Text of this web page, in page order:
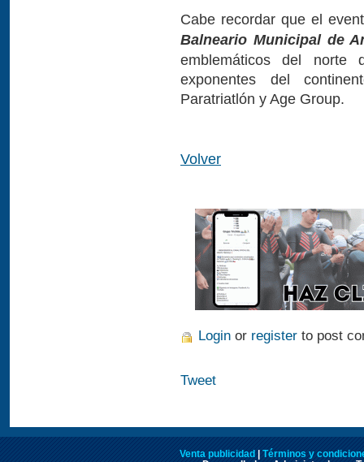
Cabe recordar que el
Balneario Municipal de
emblemáticos del
exponentes del
Paratriatlón y Age Group.
Volver
Login or register to post
Tweet
Venta publicidad | Términos y